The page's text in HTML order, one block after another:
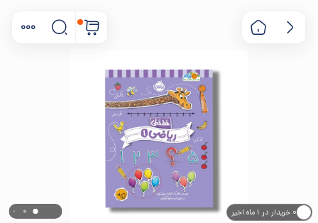
۰ خریدار در ۱ ماه اخیر